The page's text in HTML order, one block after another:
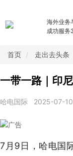
海外业务
成功服
首页 走出去头条
一带一路｜印
哈电国际 2025-07-
7月9日，哈电国